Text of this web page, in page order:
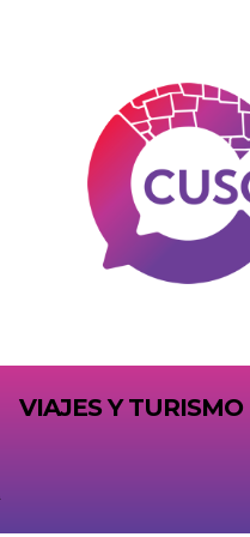
VIAJES Y TURISMO